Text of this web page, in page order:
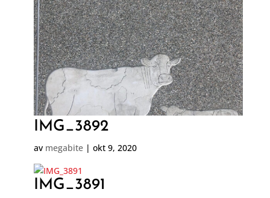
IMG_3892
av megabite| okt 9, 2020
IMG_3891